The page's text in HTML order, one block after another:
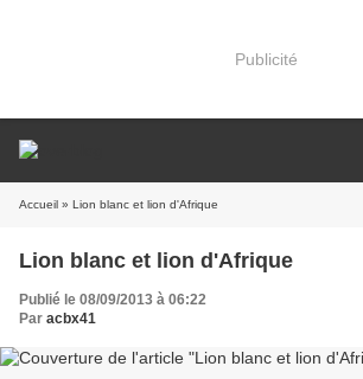
Publicité
Accueil » Lion blanc et lion d'Afrique
Lion blanc et lion d'Afrique
Publié le 08/09/2013 à 06:22
Par acbx41